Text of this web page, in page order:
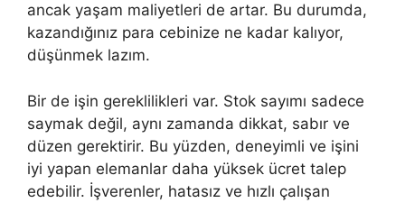
ancak yaşam maliyetleri de artar. Bu durumda,
kazandığınız para cebinize ne kadar kalıyor,
düşünmek lazım.
Bir de işin gereklilikleri var. Stok sayımı sadece
saymak değil, aynı zamanda dikkat, sabır ve
düzen gerektirir. Bu yüzden, deneyimli ve işini
iyi yapan elemanlar daha yüksek ücret talep
edebilir. İşverenler, hatasız ve hızlı çalışan